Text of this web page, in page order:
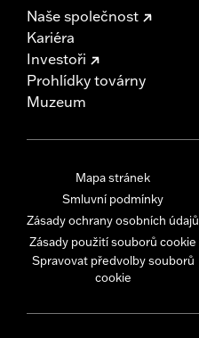
Naše společnost
Kariéra
Investoři
Prohlídky továrny
Muzeum
Mapa stránek
Smluvní podmínky
Zásady ochrany osobních údajů
Zásady použití souborů cookie
Spravovat předvolby souborů
cookie